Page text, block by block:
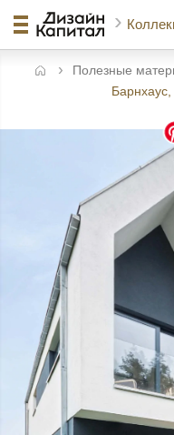
Полезные